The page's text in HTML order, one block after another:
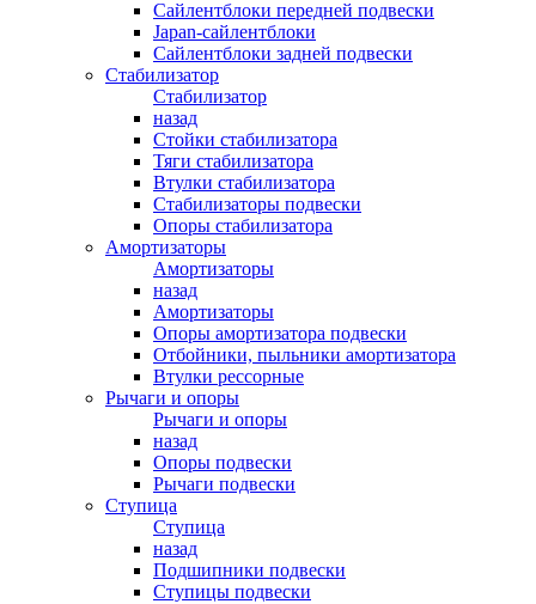
Сайлентблоки передней подвески
Japan-сайлентблоки
Сайлентблоки задней подвески
Стабилизатор
Стабилизатор
назад
Стойки стабилизатора
Тяги стабилизатора
Втулки стабилизатора
Стабилизаторы подвески
Опоры стабилизатора
Амортизаторы
Амортизаторы
назад
Амортизаторы
Опоры амортизатора подвески
Отбойники, пыльники амортизатора
Втулки рессорные
Рычаги и опоры
Рычаги и опоры
назад
Опоры подвески
Рычаги подвески
Ступица
Ступица
назад
Подшипники подвески
Ступицы подвески